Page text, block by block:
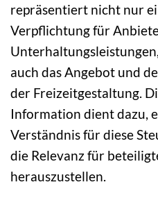
repräsentiert nicht nur
Verpflichtung für
auch das Angebot und
der Freizeitgestaltung.
Information dient dazu,
Verständnis für diese
die Relevanz für
herauszustellen.